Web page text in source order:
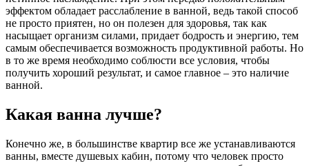
эффектом обладает расслабление в ванной, ведь такой способ
не просто приятен, но он полезен для здоровья, так как
насыщает организм силами, придает бодрость и энергию, тем
самым обеспечивается возможность продуктивной работы. Но
в то же время необходимо соблюсти все условия, чтобы
получить хороший результат, и самое главное – это наличие
ванной.
Какая ванна лучше?
Конечно же, в большинстве квартир все же устанавливаются
ванны, вместе душевых кабин, потому что человек просто